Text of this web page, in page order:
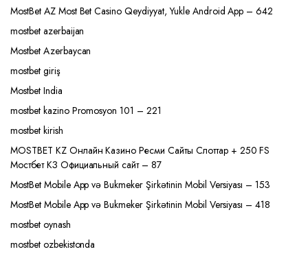
MostBet AZ Most Bet Casino Qeydiyyat, Yukle Android App – 642
mostbet azerbaijan
Mostbet Azerbaycan
mostbet giriş
Mostbet India
mostbet kazino Promosyon 101 – 221
mostbet kirish
MOSTBET KZ Онлайн Казино Ресми Сайты Слоттар + 250 FS
Мостбет КЗ Официальный сайт – 87
MostBet Mobile App və Bukmeker Şirkətinin Mobil Versiyası – 153
MostBet Mobile App və Bukmeker Şirkətinin Mobil Versiyası – 418
mostbet oynash
mostbet ozbekistonda